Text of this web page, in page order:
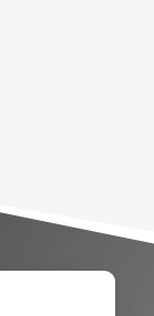
SANS